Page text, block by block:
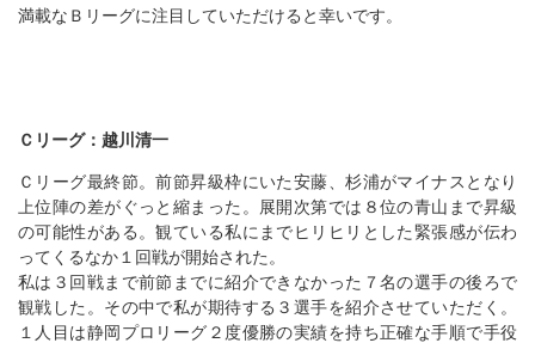
満載なＢリーグに注目していただけると幸いです。
Ｃリーグ：越川清一
Ｃリーグ最終節。前節昇級枠にいた安藤、杉浦がマイナスとなり
上位陣の差がぐっと縮まった。展開次第では８位の青山まで昇級
の可能性がある。観ている私にまでヒリヒリとした緊張感が伝わ
ってくるなか１回戦が開始された。
私は３回戦まで前節までに紹介できなかった７名の選手の後ろで
観戦した。その中で私が期待する３選手を紹介させていただく。
１人目は静岡プロリーグ２度優勝の実績を持ち正確な手順で手役